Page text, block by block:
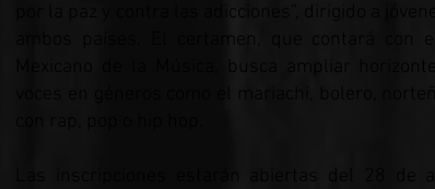
por la paz y contra las adicciones”, dirigido a
ambos países. El certamen, que contará con
Mexicano de la Música, busca ampliar
voces en géneros como el mariachi, bolero,
Las inscripciones estarán abiertas del 28 de